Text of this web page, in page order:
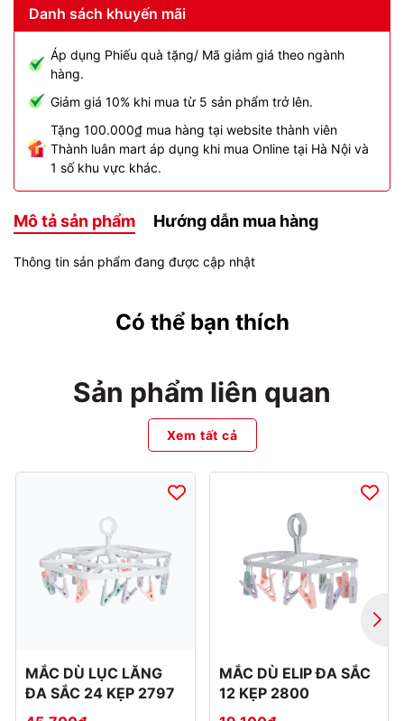
Danh sách khuyến mãi
Áp dụng Phiếu quà tặng/ Mã giảm giá theo ngành
hàng.
Giảm giá 10% khi mua từ 5 sản phẩm trở lên.
Tặng 100.000₫ mua hàng tại website thành viên
Thành luân mart áp dụng khi mua Online tại Hà Nội và
1 số khu vực khác.
Mô tả sản phẩm Hướng dẫn mua hàng
Thông tin sản phẩm đang được cập nhật
Có thể bạn thích
Sản phẩm liên quan
Xem tất cả
MẮC DÙ LỤC LĂNG
ĐA SẮC 24 KẸP 2797
MẮC DÙ ELIP ĐA SẮC
12 KẸP 2800